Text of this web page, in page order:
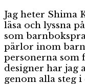
Jag heter Shima
läsa och lyssna
som
pärlor inom
personerna som
designer har jag
genom alla steg